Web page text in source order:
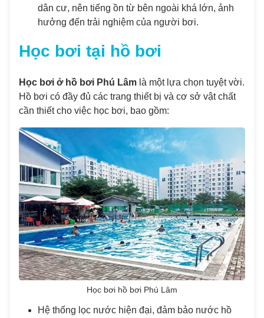
dân cư, nên tiếng ồn từ bên ngoài khá lớn, ảnh
hưởng đến trải nghiệm của người bơi.
Học bơi tại hồ bơi
Học bơi ở hồ bơi Phú Lâm là một lựa chọn tuyệt vời.
Hồ bơi có đầy đủ các trang thiết bị và cơ sở vật chất
cần thiết cho việc học bơi, bao gồm:
Học bơi hồ bơi Phú Lâm
Hệ thống lọc nước hiện đại, đảm bảo nước hồ